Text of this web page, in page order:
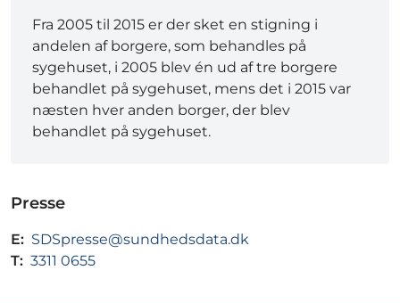
Fra 2005 til 2015 er der sket en stigning i
andelen af borgere, som behandles på
sygehuset, i 2005 blev én ud af tre borgere
behandlet på sygehuset, mens det i 2015 var
næsten hver anden borger, der blev
behandlet på sygehuset.
Presse
E: SDSpresse@sundhedsdata.dk
T: 3311 0655